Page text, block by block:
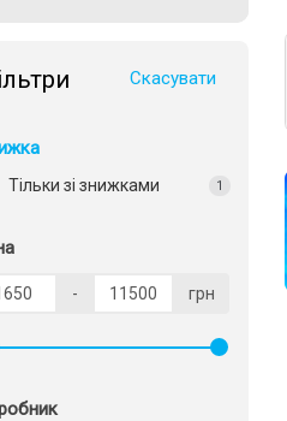
Скасувати
Тільки зі знижками 1
- грн